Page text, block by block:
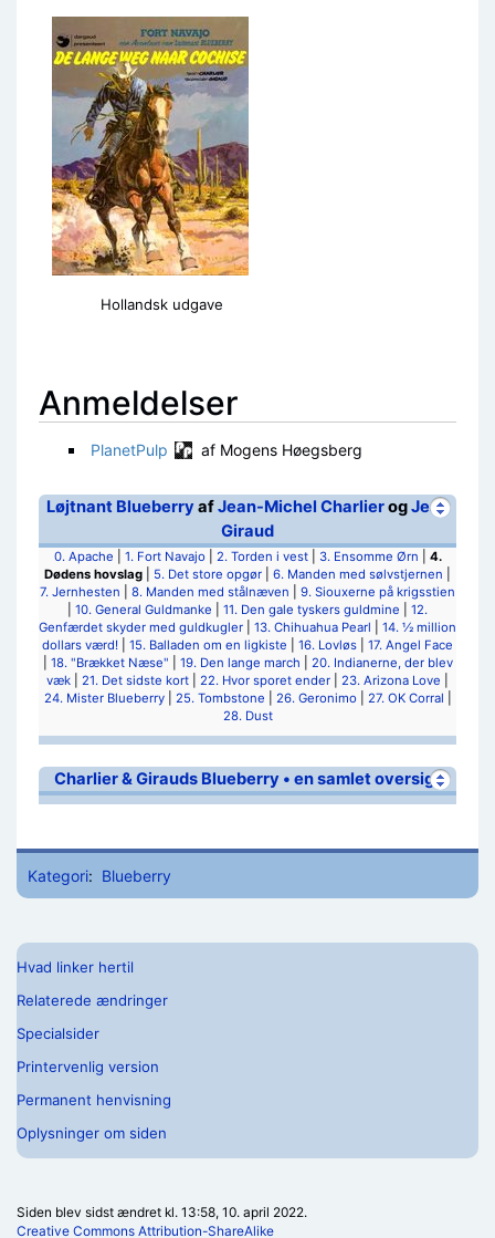
Hollandsk udgave
Anmeldelser
PlanetPulp af Mogens Høegsberg
Løjtnant BlueberryafJean-Michel CharlierogJean
Giraud
0. Apache 1. Fort Navajo| 2. Torden i vest| 3. Ensomme Ørn
4.
Dødens hovslag
5. Det store opgør 6. Manden med sølvstjernen
7. Jernhesten
8. Manden med stålnæven
9. Siouxerne på krigsstien
10. General Guldmanke 11. Den gale tyskers guldmine
12.
Genfærdet skyder med guldkugler
13. Chihuahua Pearl
14. ½ million
dollars værd!
15. Balladen om en ligkiste 16. Lovløs
17. Angel Face
18. "Brækket Næse" 19. Den lange march
20. Indianerne, der blev
væk
21. Det sidste kort 22. Hvor sporet ender 23. Arizona Love
24. Mister Blueberry| 25. Tombstone 26. Geronimo| 27. OK Corral
28. Dust
Charlier & Girauds Blueberry • en samlet oversigt
Kategori: Blueberry
Hvad linker hertil
Relaterede ændringer
Specialsider
Printervenlig version
Permanent henvisning
Oplysninger om siden
Siden blev sidst ændret kl. 13:58, 10. april 2022.
Creative Commons Attribution-ShareAlike